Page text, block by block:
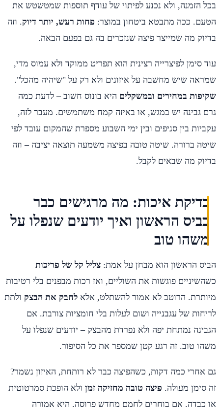
בכל הזמנה, ולא נכנע לפיתוי של עודף תוספות שמטשטש את
הטעם. ככה מתבטא ביטחון במוצר: פחות רעש, יותר דיוק. וזה
בדיוק מה שמייצר פיצה שנזכרים בה גם בפעם הבאה.
עוד סימן לפיצרייה רצינית הוא תפריט ממוקד ולא עמוס מדי,
שמראה שיש מחשבה על איזונים ולא רק על "שיהיה מהכל".
שקיפות במחירים ובמשקלים היא בונוס חשוב – לדעת כמה
גרם גבינה יש במגש, או באיזה קמח משתמשים. מעבר לזה,
עקביות בין סניפים ובין ימי השבוע מספרת שהמקום עובד לפי
שיטה ברורה. שיטה טובה בפיצה משמעה תוצאה יציבה – וזה
בדיוק מה שבאים לקבל.
בדיקת איכות: מה מרגישים כבר
בביס הראשון ואיך יודעים שנפלו על
משהו טוב
הביס הראשון הוא מבחן על אמת: צליל קל של פריכות
כשהשיניים פוגשות את השוליים, ואז רכות מבפנים בלי רטיבות
מיותרת. הרוטב לא אמור להשתלט, אלא לחבק את הבצק ולתת
לריחות של עגבנייה ושום לעלות בלי חומציות צורבת. אם
הגבינה נמתחת יפה ולא נפרדת מהבצק – יודעים שנפלו על
משהו טוב. זה רגע קטן שמספר את כל הסיפור.
גם אחרי כמה דקות, כשהפיצה כבר לא רותחת, האיזון נשמר?
זה סימן מעולה. פיצה טובה מחזיקה זמן ולא הופכת סמרטוטית
או כבדה. אם בוחרים לחמם מחדש פרוסה, היא אמורה